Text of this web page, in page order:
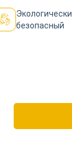
Экологически
безопасный